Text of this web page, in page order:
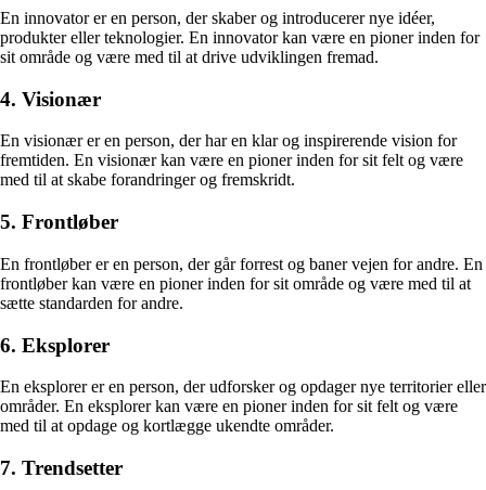
En innovator er en person, der skaber og introducerer nye idéer,
produkter eller teknologier. En innovator kan være en pioner inden for
sit område og være med til at drive udviklingen fremad.
4. Visionær
En visionær er en person, der har en klar og inspirerende vision for
fremtiden. En visionær kan være en pioner inden for sit felt og være
med til at skabe forandringer og fremskridt.
5. Frontløber
En frontløber er en person, der går forrest og baner vejen for andre. En
frontløber kan være en pioner inden for sit område og være med til at
sætte standarden for andre.
6. Eksplorer
En eksplorer er en person, der udforsker og opdager nye territorier eller
områder. En eksplorer kan være en pioner inden for sit felt og være
med til at opdage og kortlægge ukendte områder.
7. Trendsetter